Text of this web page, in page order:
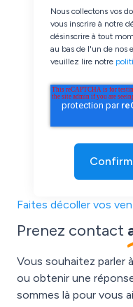
Faites décoller vos
Prenez contact
Vous souhaitez parler
ou obtenir une
sommes là pour vous
Nous collectons vos
vous inscrire à notre
désinscrire à tout
au bas de l'un de nos
veuillez lire notre